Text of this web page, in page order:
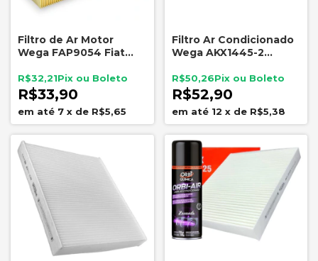
Filtro de Ar Motor
Wega FAP9054 Fiat
R$33,90
R$32,21
7 x de R$5,65
Filtro Ar Condicionado
Wega AKX1445-2
Jumpy Expert 208 3008
5008
R$52,90
R$50,26
12 x de R$5,38